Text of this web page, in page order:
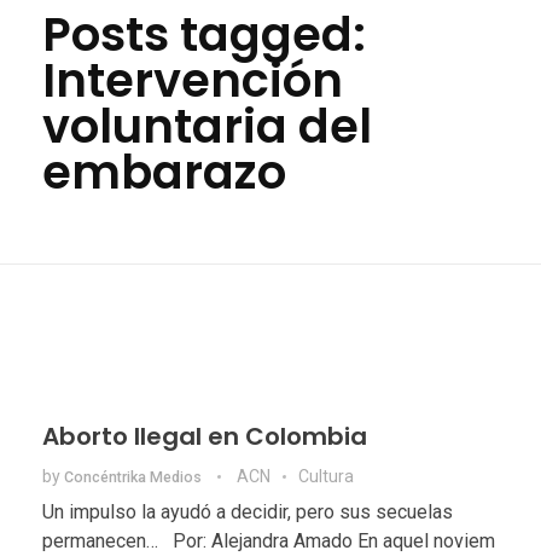
Posts tagged:
Intervención
voluntaria del
embarazo
Aborto Ilegal en Colombia
by Concéntrika Medios ACN Cultura
Un impulso la ayudó a decidir, pero sus secuelas
permanecen… Por: Alejandra Amado En aquel noviem